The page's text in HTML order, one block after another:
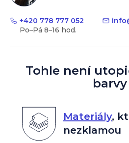
+420 778 777 052 info
Tohle není
barvy
Materiály,
nezklamou